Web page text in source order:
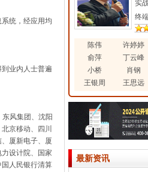
统，经应用均
业内人士普遍
风集团、沈阳
京移动、四川
厦新电子、厦
设计院、国家
人民银行清算
实
终
陈伟 许婷婷
俞萍
丁云峰
小桥
肖钢
王银周
王思远
最新资讯